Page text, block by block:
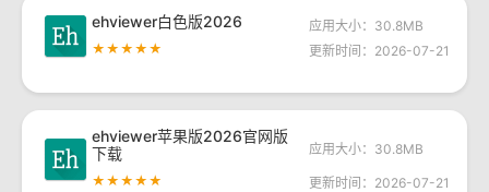
ehviewer白色版2026
★★★★★
应用大小：30.8MB
更新时间：2026-07-21
ehviewer苹果版2026官网版
下载
★★★★★
应用大小：30.8MB
更新时间：2026-07-21